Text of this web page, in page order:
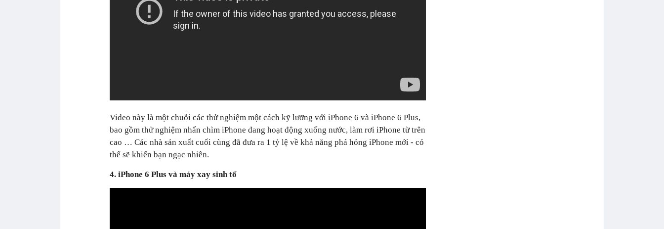
Video này là một chuỗi các thử nghiệm một cách kỹ lưỡng với iPhone 6 và iPhone 6 Plus,
bao gồm thử nghiệm nhấn chìm iPhone đang hoạt động xuống nước, làm rơi iPhone từ trên
cao … Các nhà sản xuất cuối cùng đã đưa ra 1 tỷ lệ về khả năng phá hỏng iPhone mới - có
thể sẽ khiến bạn ngạc nhiên.
4. iPhone 6 Plus và máy xay sinh tố